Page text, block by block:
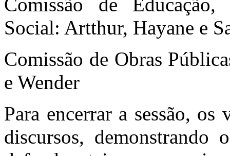
Social: Artthur, Hayane e
Comissão de Obras
e Wender
Para encerrar a sessão, os
discursos, demonstrando